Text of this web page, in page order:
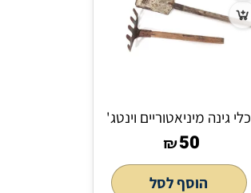
כלי גינה מיניאטוריים וינטג'
₪50
הוסף לסל